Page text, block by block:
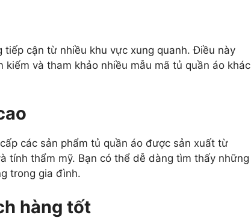
cận từ nhiều khu vực xung quanh. Điều này
và tham khảo nhiều mẫu mã tủ quần áo khác
các sản phẩm tủ quần áo được sản xuất từ
tính thẩm mỹ. Bạn có thể dễ dàng tìm thấy những
trong gia đình.
hàng tốt